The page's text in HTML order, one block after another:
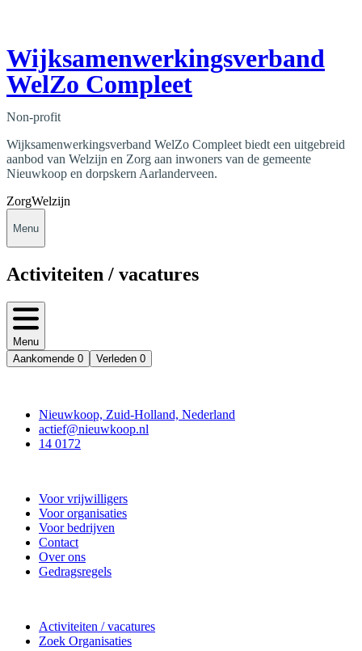
Wijksamenwerkingsverband
WelZo Compleet
Non-profit
Wijksamenwerkingsverband WelZo Compleet biedt een uitgebreid
aanbod van Welzijn en Zorg aan inwoners van de gemeente
Nieuwkoop en dorpskern Aarlanderveen.
ZorgWelzijn
Menu
Activiteiten / vacatures
Menu
Aankomende 0 Verleden 0
Nieuwkoop, Zuid-Holland, Nederland
actief@nieuwkoop.nl
14 0172
Voor vrijwilligers
Voor organisaties
Voor bedrijven
Contact
Over ons
Gedragsregels
Activiteiten / vacatures
Zoek Organisaties